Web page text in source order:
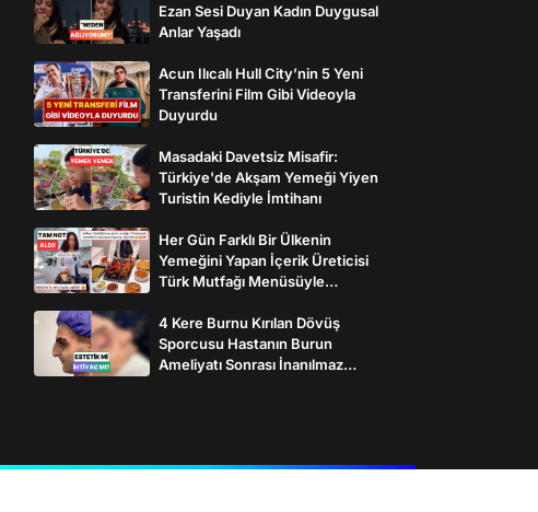
Ezan Sesi Duyan Kadın Duygusal
Anlar Yaşadı
Acun Ilıcalı Hull City’nin 5 Yeni
Transferini Film Gibi Videoyla
Duyurdu
Masadaki Davetsiz Misafir:
Türkiye'de Akşam Yemeği Yiyen
Turistin Kediyle İmtihanı
Her Gün Farklı Bir Ülkenin
Yemeğini Yapan İçerik Üreticisi
Türk Mutfağı Menüsüyle
4 Kere Burnu Kırılan Dövüş
Sporcusu Hastanın Burun
Ameliyatı Sonrası İnanılmaz